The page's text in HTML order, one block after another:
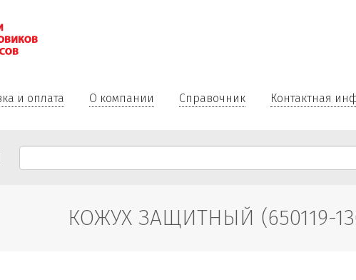
и оплата О компании Справочник Контактная
КОЖУХ ЗАЩИТНЫЙ (650119-